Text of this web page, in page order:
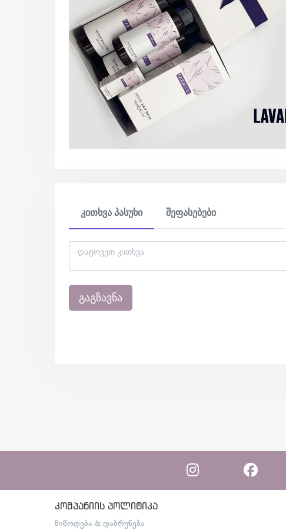
კითხვა პასუხი შეფასებები
გაგზავნა
კომპანიის პოლიტიკა
მიწოდება & დაბრუნება